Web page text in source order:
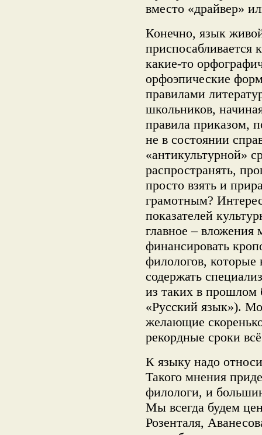
вместо «драйвер»
Конечно, язык
какие-то
орфоэпические
правилами
школьников,
правила приказом,
не в состоянии
«антикультурной»
распространять,
просто взять и
грамотным?
показателей
главное –
финансировать
филологов,
содержать
из таких в прошлом
«Русский язык»).
желающие
рекордные сроки
К языку надо
Такого мнения
филологи, и
Мы всегда будем
Розенталя,